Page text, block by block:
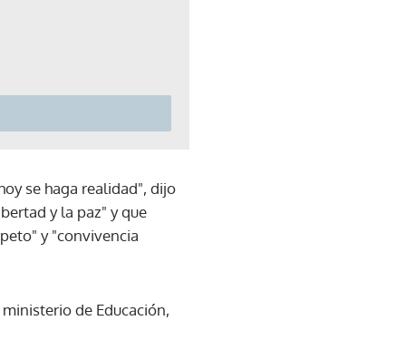
se haga realidad", dijo
y la paz" y que
y "convivencia
de Educación,